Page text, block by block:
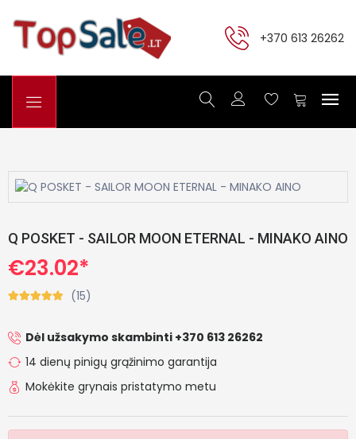
+370 613 26262
Q POSKET - SAILOR MOON ETERNAL - MINAKO AINO
€23.02*
(15)
Dėl užsakymo skambinti +370 613 26262
14 dienų pinigų grąžinimo garantija
Mokėkite grynais pristatymo metu